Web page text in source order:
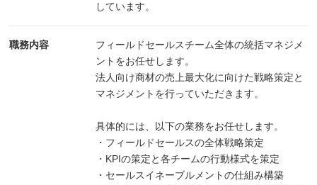
しています。
職務内容
フィールドセールスチーム全体の統括マネジメ
ントをお任せします。
法人向け商材の売上最大化に向けた戦略策定と
マネジメントを行っていただきます。
具体的には、以下の業務をお任せします。
・フィールドセールスの全体戦略策定
・KPIの策定と各チームの行動様式を策定
・セールスイネーブルメントの仕組み構築